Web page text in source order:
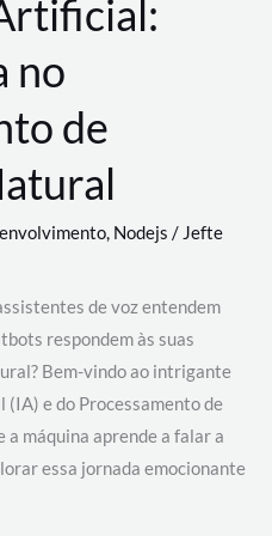
no
de
, Nodejs / Jefte
de voz entendem
respondem às suas
Bem-vindo ao intrigante
e do Processamento de
a máquina aprende a falar a
essa jornada emocionante